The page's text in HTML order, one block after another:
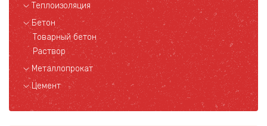
Теплоизоляция
Бетон
Товарный бетон
Раствор
Металлопрокат
Цемент